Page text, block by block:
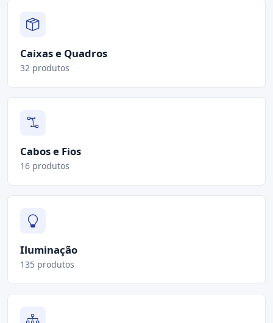
Caixas e Quadros
32 produtos
Cabos e Fios
16 produtos
Iluminação
135 produtos